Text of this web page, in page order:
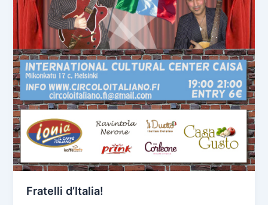
Fratelli d’Italia!